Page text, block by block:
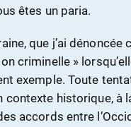
êtes un paria.
que j’ai dénoncée
criminelle »
exemple. Toute
contexte historique, à
accords entre